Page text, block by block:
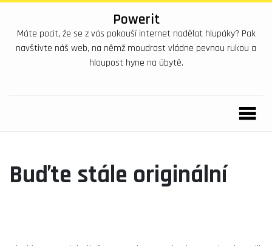
Powerit
Máte pocit, že se z vás pokouší internet nadělat hlupáky? Pak
navštivte náš web, na němž moudrost vládne pevnou rukou a
hloupost hyne na úbytě.
Buďte stále originální